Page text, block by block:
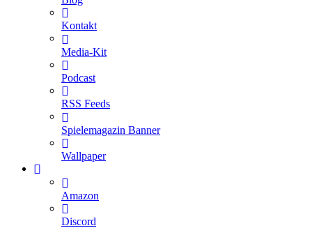
Kontakt
Media-Kit
Podcast
RSS Feeds
Spielemagazin Banner
Wallpaper
Amazon
Discord